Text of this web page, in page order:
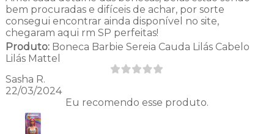
bem procuradas e difíceis de achar, por sorte
consegui encontrar ainda disponível no site,
chegaram aqui rm SP perfeitas!
Produto:Boneca Barbie Sereia Cauda Lilás Cabelo
Lilás Mattel
Sasha R.
22/03/2024
Eu recomendo esse produto.